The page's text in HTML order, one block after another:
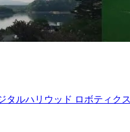
タルハリウッド ロボティク